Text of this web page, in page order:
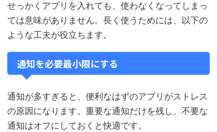
せっかくアプリを入れても、使わなくなってしまっ
ては意味がありません。長く使うためには、以下の
ような工夫が役立ちます。
通知を必要最小限にする
通知が多すぎると、便利なはずのアプリがストレス
の原因になります。重要な通知だけを残し、不要な
通知はオフにしておくと快適です。